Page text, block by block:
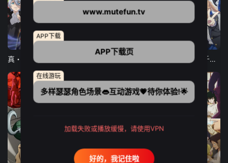
12集全 12集全 13集全
弹珠汽水瓶里的千岁同学
更新至21集
www.mutefun.tv
APP下载
APP下载页
在线游玩
多样瑟瑟角色场景👄互动游戏💗待你体验!🌟
加载失败或播放缓慢，请使用VPN
好的，我记住啦